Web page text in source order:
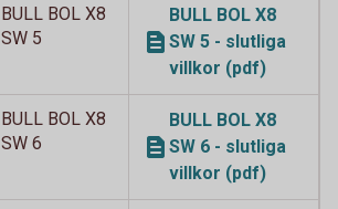
BULL BOL X8
SW 5
BULL BOL X8
SW 5 - slutliga
villkor (pdf)
BULL BOL X8
SW 6
BULL BOL X8
SW 6 - slutliga
villkor (pdf)